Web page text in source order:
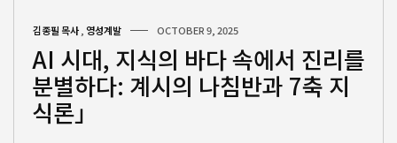
김종필 목사 영성계발 OCTOBER 9, 2025
AI 시대, 지식의 바다 속에서 진리를
분별하다: 계시의 나침반과 7축 지
식론」